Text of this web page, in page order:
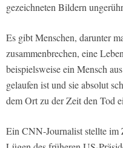
gezeichneten Bildern
Es gibt Menschen, darunter
zusammenbrechen, eine
beispielsweise ein Mensch
gelaufen ist und sie absolut
dem Ort zu der Zeit den Tod
Ein CNN-Journalist stellte im